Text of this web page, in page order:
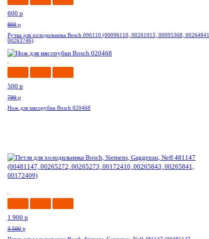
600 p
800 p
Ручка для холодильника Bosch 096110 (00096110, 00261915, 00095368, 00264841,
00263746)
500 p
700 p
Нож для мясорубки Bosch 020468
1 900 p
3 500 p